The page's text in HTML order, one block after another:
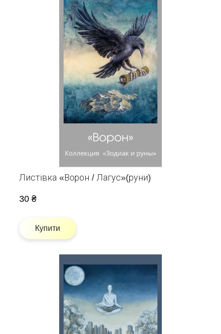
Листівка «Ворон / Лагус»(руни)
30 ₴
Купити